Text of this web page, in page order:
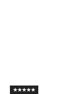
★★★★★